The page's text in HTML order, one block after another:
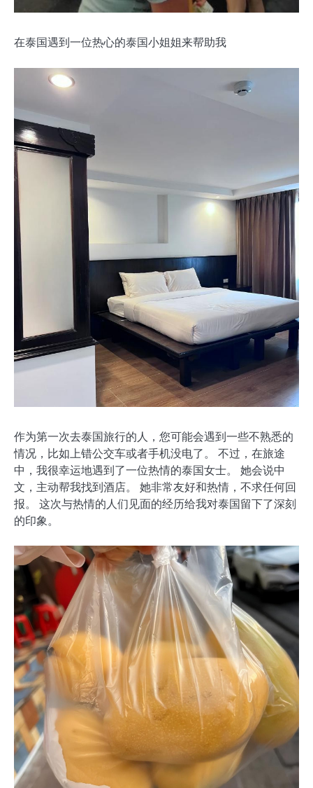
在泰国遇到一位热心的泰国小姐姐来帮助我
作为第一次去泰国旅行的人，您可能会遇到一些不熟悉的
情况，比如上错公交车或者手机没电了。 不过，在旅途
中，我很幸运地遇到了一位热情的泰国女士。 她会说中
文，主动帮我找到酒店。 她非常友好和热情，不求任何回
报。 这次与热情的人们见面的经历给我对泰国留下了深刻
的印象。